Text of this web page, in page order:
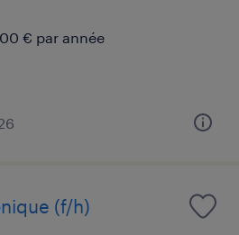
€ par année
(f/h)